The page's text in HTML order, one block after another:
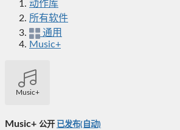
动作库
所有软件
通用
Music+
Music+
Music+ 公开 已发布(自动)